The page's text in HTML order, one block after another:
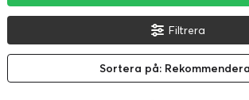
Filtrera
Sortera på: